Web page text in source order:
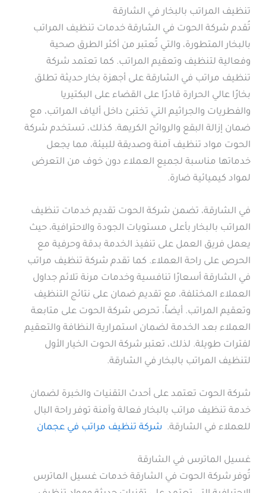
تنظيف المراتب بالبخار في الشارقة
تُقدم شركة الحوت في الشارقة خدمات تنظيف المراتب
بالبخار المتطورة، والتي تُعتبر من أكثر الطرق صحية
وفعالية لتنظيف وتعقيم المراتب. كما تعتمد شركة
تنظيف مراتب في الشارقة على أجهزة بخار حديثة تطلق
بخارًا عالي الحرارة قادرًا على القضاء على البكتيريا
والفطريات والجراثيم التي تختبئ داخل ألياف المراتب، مع
ضمان إزالة البقع والروائح الكريهة. كذلك، تستخدم شركة
الحوت مواد تنظيف آمنة وصديقة للبيئة، مما يجعل
خدماتها مناسبة لجميع العملاء دون خوف من التعرض
لمواد كيميائية ضارة.
في الشارقة، تضمن شركة الحوت تقديم خدمات تنظيف
المراتب بالبخار بأعلى مستويات الجودة والاحترافية، حيث
يعمل فريق العمل على تنفيذ الخدمة بدقة وحرفية مع
الحرص على راحة العملاء. كما تقدم شركة تنظيف مراتب
في الشارقة أسعارًا تنافسية وخدمات مرنة تلائم جداول
العملاء المختلفة، مع تقديم ضمان على نتائج التنظيف
وتعقيم المراتب. أيضاً، تحرص شركة الحوت على متابعة
العملاء بعد الخدمة لضمان استمرارية النظافة والتعقيم
لفترات طويلة. لذلك، تعتبر شركة الحوت الخيار الأول
لتنظيف المراتب بالبخار في الشارقة.
شركة الحوت تعتمد على أحدث التقنيات والخبرة لضمان
خدمة تنظيف مراتب بالبخار فعالة وآمنة توفر راحة البال
للعملاء في الشارقة. شركة تنظيف مراتب في عجمان
غسيل الماترس في الشارقة
تُوفر شركة الحوت في الشارقة خدمات غسيل الماترس